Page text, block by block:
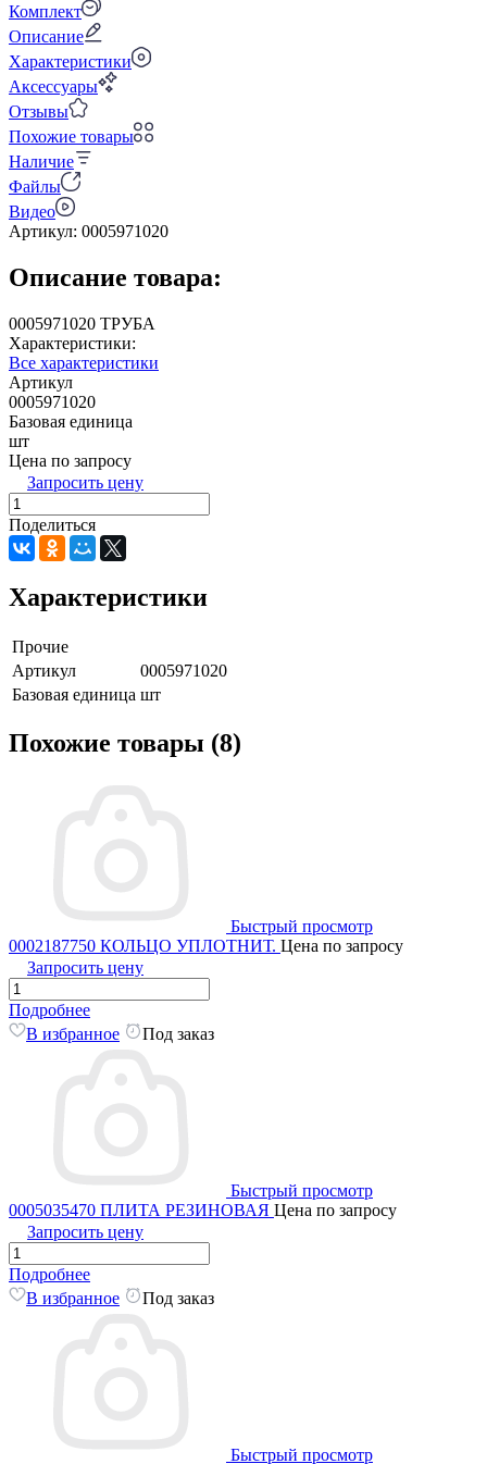
Комплект
Описание
Характеристики
Аксессуары
Отзывы
Похожие товары
Наличие
Файлы
Видео
Артикул: 0005971020
Описание товара:
0005971020 ТРУБА
Характеристики:
Все характеристики
Артикул
0005971020
Базовая единица
шт
Цена по запросу
Запросить цену
Поделиться
Характеристики
Прочие
Артикул
0005971020
Базовая единица шт
Похожие товары (8)
Быстрый просмотр
0002187750 КОЛЬЦО УПЛОТНИТ. Цена по запросу
Запросить цену
Подробнее
В избранное
Под заказ
Быстрый просмотр
0005035470 ПЛИТА РЕЗИНОВАЯ Цена по запросу
Запросить цену
Подробнее
В избранное
Под заказ
Быстрый просмотр